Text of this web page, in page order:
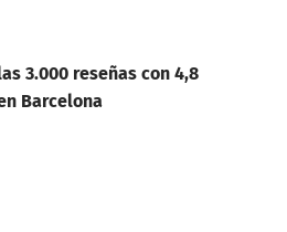
3.000 reseñas con 4,8
Barcelona